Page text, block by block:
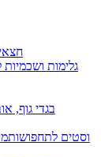
גלימות
בגדי גוף,
וסטים לתחפושות